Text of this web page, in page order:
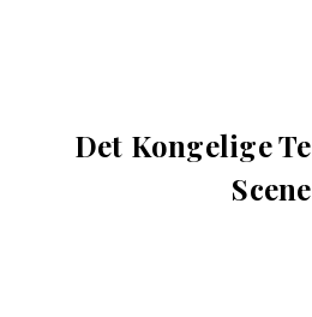
Det Kongelige
Scene